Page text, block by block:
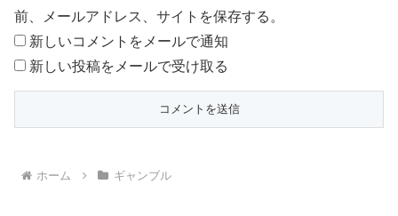
前、メールアドレス、サイトを保存する。
新しいコメントをメールで通知
新しい投稿をメールで受け取る
ホーム ギャンブル